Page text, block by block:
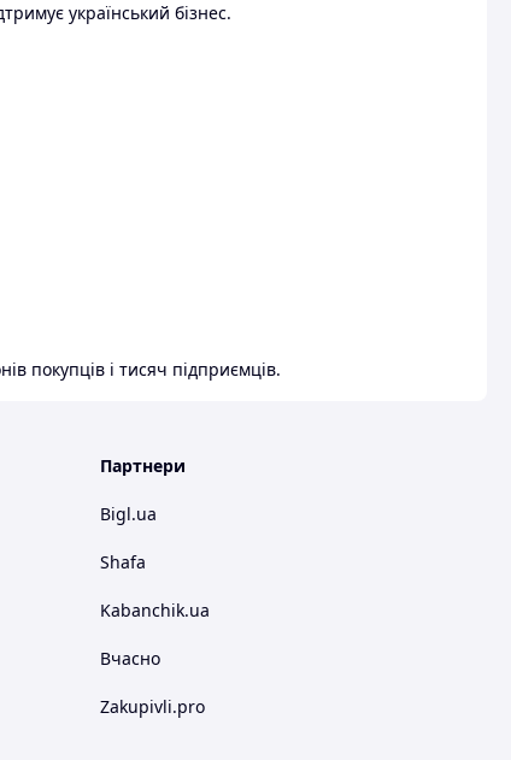
український бізнес.
покупців і тисяч підприємців.
Партнери
Bigl.ua
Shafa
Kabanchik.ua
Вчасно
Zakupivli.pro